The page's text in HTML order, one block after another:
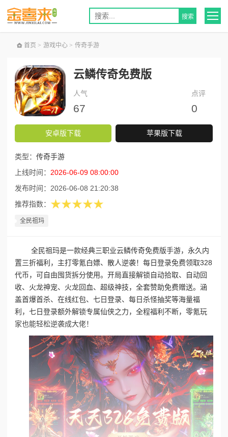
首页 > 游戏中心 > 传奇手游
云鳞传奇免费版
人气
67
点评
0
安卓版下载 苹果版下载
类型： 传奇手游
上线时间： 2026-06-09 08:00:00
发布时间： 2026-06-08 21:20:38
推荐指数： ★★★★★
全民祖玛
全民祖玛是一款经典三职业云鳞传奇免费版手游，永久内
置三折福利，主打零氪白嫖、散人逆袭！每日登录免费领取328
代币，可自由囤货拆分使用。开局直接解锁自动拾取、自动回
收、火龙神宠、火龙回血、超级神技，全套赞助免费赠送。涵
盖首爆首杀、在线红包、七日登录、每日杀怪抽奖等海量福
利，七日登录额外解锁专属仙侠之力，全程福利不断，零氪玩
家也能轻松逆袭成大佬！